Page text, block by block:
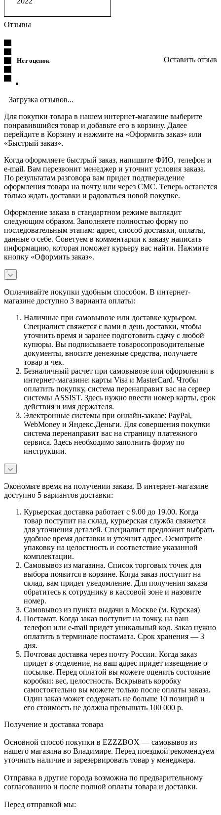
Отзывы
Нет оценок Оставить отзыв
Загрузка отзывов...
Для покупки товара в нашем интернет-магазине выберите
понравившийся товар и добавьте его в корзину. Далее
перейдите в Корзину и нажмите на «Оформить заказ» или
«Быстрый заказ».
Когда оформляете быстрый заказ, напишите ФИО, телефон и
e-mail. Вам перезвонит менеджер и уточнит условия заказа.
По результатам разговора вам придет подтверждение
оформления товара на почту или через СМС. Теперь останется
только ждать доставки и радоваться новой покупке.
Оформление заказа в стандартном режиме выглядит
следующим образом. Заполняете полностью форму по
последовательным этапам: адрес, способ доставки, оплаты,
данные о себе. Советуем в комментарии к заказу написать
информацию, которая поможет курьеру вас найти. Нажмите
кнопку «Оформить заказ».
Оплачивайте покупки удобным способом. В интернет-
магазине доступно 3 варианта оплаты:
Наличные при самовывозе или доставке курьером.
Специалист свяжется с вами в день доставки, чтобы
уточнить время и заранее подготовить сдачу с любой
купюры. Вы подписываете товаросопроводительные
документы, вносите денежные средства, получаете
товар и чек.
Безналичный расчет при самовывозе или оформлении в
интернет-магазине: карты Visa и MasterCard. Чтобы
оплатить покупку, система перенаправит вас на сервер
системы ASSIST. Здесь нужно ввести номер карты, срок
действия и имя держателя.
Электронные системы при онлайн-заказе: PayPal,
WebMoney и Яндекс.Деньги. Для совершения покупки
система перенаправит вас на страницу платежного
сервиса. Здесь необходимо заполнить форму по
инструкции.
Экономьте время на получении заказа. В интернет-магазине
доступно 5 вариантов доставки:
Курьерская доставка работает с 9.00 до 19.00. Когда
товар поступит на склад, курьерская служба свяжется
для уточнения деталей. Специалист предложит выбрать
удобное время доставки и уточнит адрес. Осмотрите
упаковку на целостность и соответствие указанной
комплектации.
Самовывоз из магазина. Список торговых точек для
выбора появится в корзине. Когда заказ поступит на
склад, вам придет уведомление. Для получения заказа
обратитесь к сотруднику в кассовой зоне и назовите
номер.
Самовывоз из пункта выдачи в Москве (м. Курская)
Постамат. Когда заказ поступит на точку, на ваш
телефон или e-mail придет уникальный код. Заказ нужно
оплатить в терминале постамата. Срок хранения — 3
дня.
Почтовая доставка через почту России. Когда заказ
придет в отделение, на ваш адрес придет извещение о
посылке. Перед оплатой вы можете оценить состояние
коробки: вес, целостность. Вскрывать коробку
самостоятельно вы можете только после оплаты заказа.
Один заказ может содержать не больше 10 позиций и
его стоимость не должна превышать 100 000 р.
Получение и доставка товара
Основной способ покупки в EZZZBOX — самовывоз из
нашего магазина во Владимире. Перед поездкой рекомендуем
уточнить наличие и зарезервировать товар у менеджера.
Отправка в другие города возможна по предварительному
согласованию и после полной оплаты товара и доставки.
Перед отправкой мы: